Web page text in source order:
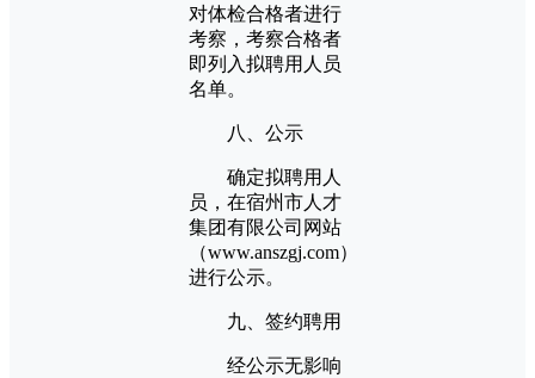
对体检合格者进行
考察，考察合格者
即列入拟聘用人员
名单。
八、公示
确定拟聘用人
员，在宿州市人才
集团有限公司网站
（www.anszgj.com）
进行公示。
九、签约聘用
经公示无影响